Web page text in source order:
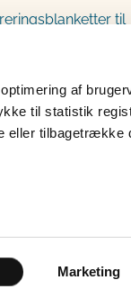
af
til statistik
eller tilbagetrække
Marketing
til